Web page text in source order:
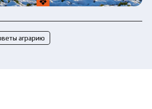
аграрию
Отправить заявку сейчас